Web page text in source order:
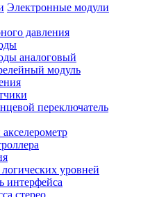
Электронные модули
давления
аналоговый
модуль
переключатель
уровней
интерфейса
стерео